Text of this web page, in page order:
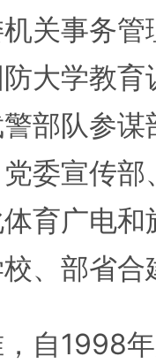
机关事务
大学教
部队参
委宣传
育广电
、部省
1998年